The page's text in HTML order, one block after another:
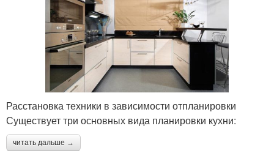
Расстановка техники в зависимости отпланировки
Существует три основных вида планировки кухни:
читать дальше →